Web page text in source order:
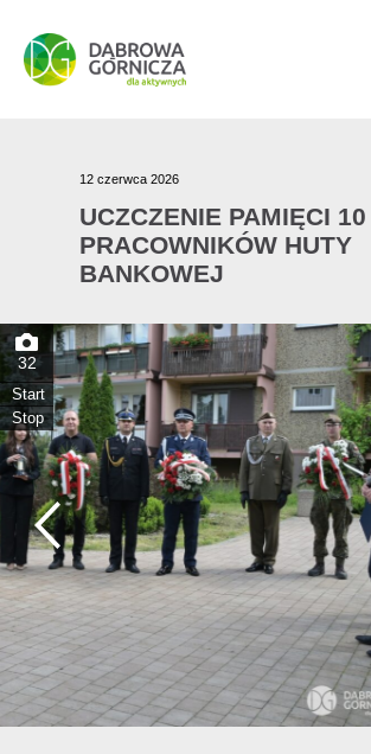
PRZEJDŹ DO MENU GŁÓWNEGO
PRZEJDŹ DO WYSZUKIWARKI
PRZEJDŹ DO TREŚCI
12 czerwca 2026
UCZCZENIE PAMIĘCI 10
PRACOWNIKÓW HUTY
BANKOWEJ
32
Start
Stop